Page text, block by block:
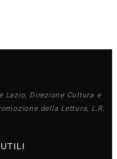
Lazio, Direzione Cultura e
della Lettura, L.R.